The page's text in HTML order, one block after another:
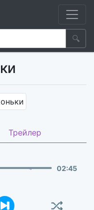
🔍
Трейлер
02:45